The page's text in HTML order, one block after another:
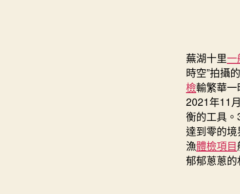
蕪湖十里
時空”拍攝
檢輸繁華一
2021年11
衡的工具
達到零的境
漁體檢項目
郁郁蔥蔥的